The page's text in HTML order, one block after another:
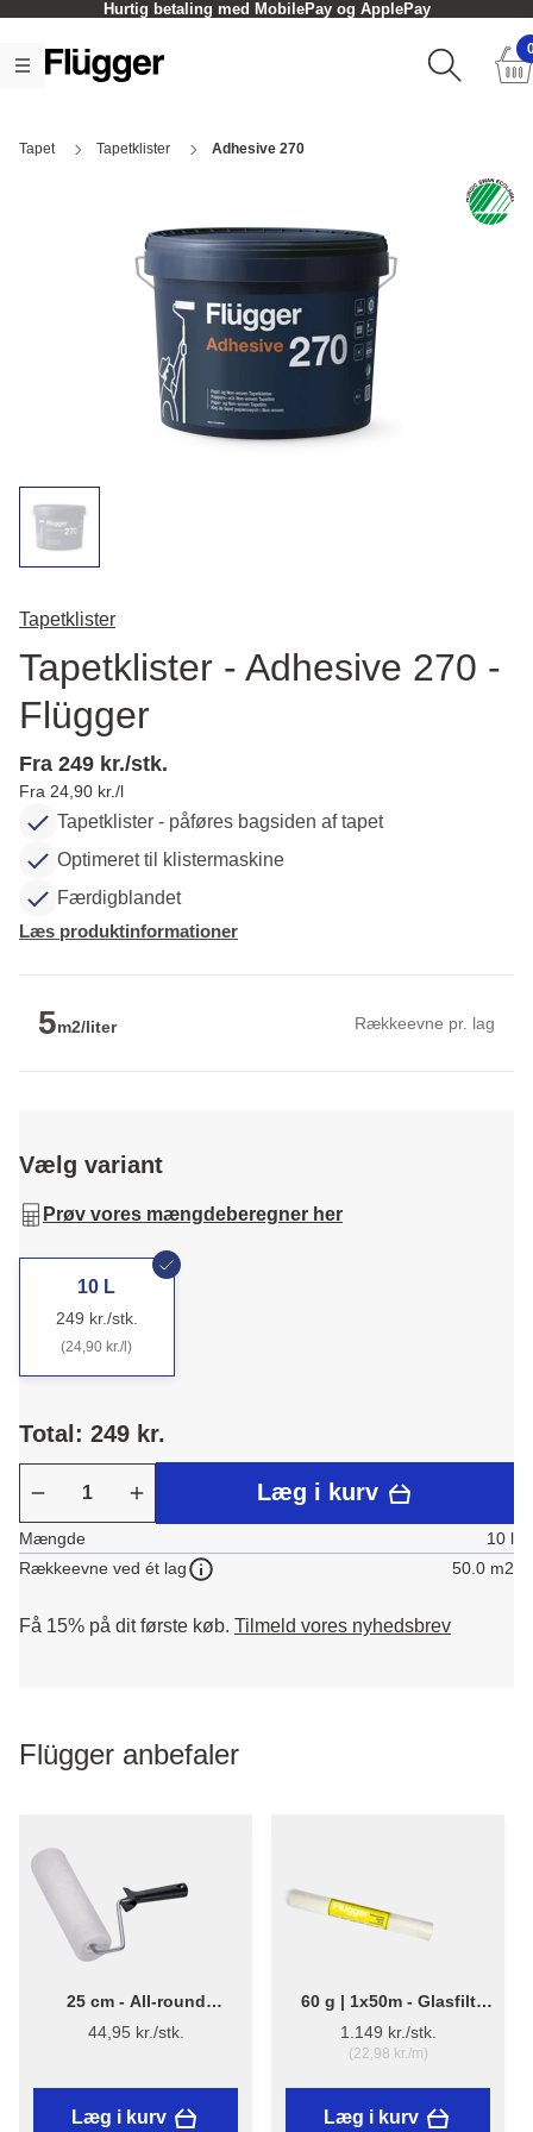
Hurtig betaling med MobilePay og ApplePay
Tapet Tapetklister Adhesive 270
Tapetklister
Tapetklister - Adhesive 270 -
Flügger
Fra 249 kr./stk.
Fra 24,90 kr./l
Tapetklister - påføres bagsiden af tapet
Optimeret til klistermaskine
Færdigblandet
Læs produktinformationer
5m2/liter Rækkeevne pr. lag
Vælg variant
Prøv vores mængdeberegner her
10 L
249 kr./stk.
(24,90 kr./l)
Total: 249 kr.
Læg i kurv
Mængde
10 l
Rækkeevne ved ét lag
50.0 m2
Få 15% på dit første køb. Tilmeld vores nyhedsbrev
Flügger anbefaler
25 cm - All-round
Malerrulle m/skaft
44,95 kr./stk.
Læg i kurv
60 g | 1x50m - Glasfilt
forbehandlet - Flügger
1.149 kr./stk.
(22,98 kr./m)
Læg i kurv